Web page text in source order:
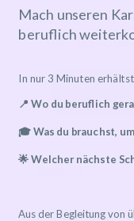
Details
Search
Mach unseren
beruflich
In nur 3 Minuten
📍 Wo du beruflich
🎓 Was du brauchst,
🌟 Welcher nächste
Aus der Begleitung von